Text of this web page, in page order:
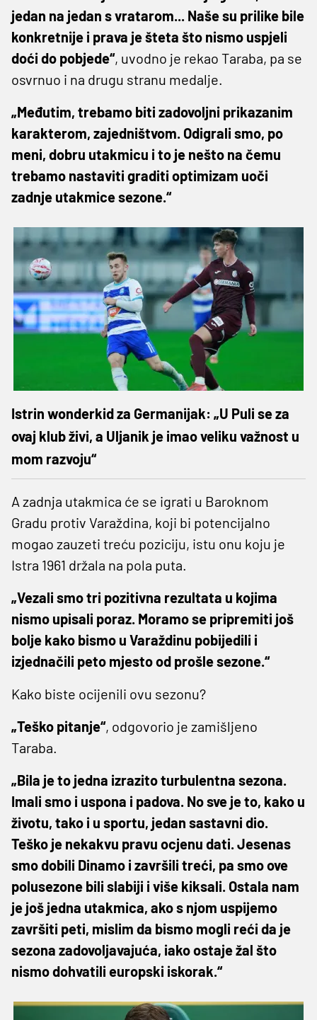
jedan na jedan s vratarom... Naše su prilike bile
konkretnije i prava je šteta što nismo uspjeli
doći do pobjede“, uvodno je rekao Taraba, pa se
osvrnuo i na drugu stranu medalje.
„Međutim, trebamo biti zadovoljni prikazanim
karakterom, zajedništvom. Odigrali smo, po
meni, dobru utakmicu i to je nešto na čemu
trebamo nastaviti graditi optimizam uoči
zadnje utakmice sezone.“
Istrin wonderkid za Germanijak: „U Puli se za
ovaj klub živi, a Uljanik je imao veliku važnost u
mom razvoju“
A zadnja utakmica će se igrati u Baroknom
Gradu protiv Varaždina, koji bi potencijalno
mogao zauzeti treću poziciju, istu onu koju je
Istra 1961 držala na pola puta.
„Vezali smo tri pozitivna rezultata u kojima
nismo upisali poraz. Moramo se pripremiti još
bolje kako bismo u Varaždinu pobijedili i
izjednačili peto mjesto od prošle sezone.“
Kako biste ocijenili ovu sezonu?
„Teško pitanje“, odgovorio je zamišljeno
Taraba.
„Bila je to jedna izrazito turbulentna sezona.
Imali smo i uspona i padova. No sve je to, kako u
životu, tako i u sportu, jedan sastavni dio.
Teško je nekakvu pravu ocjenu dati. Jesenas
smo dobili Dinamo i završili treći, pa smo ove
polusezone bili slabiji i više kiksali. Ostala nam
je još jedna utakmica, ako s njom uspijemo
završiti peti, mislim da bismo mogli reći da je
sezona zadovoljavajuća, iako ostaje žal što
nismo dohvatili europski iskorak.“